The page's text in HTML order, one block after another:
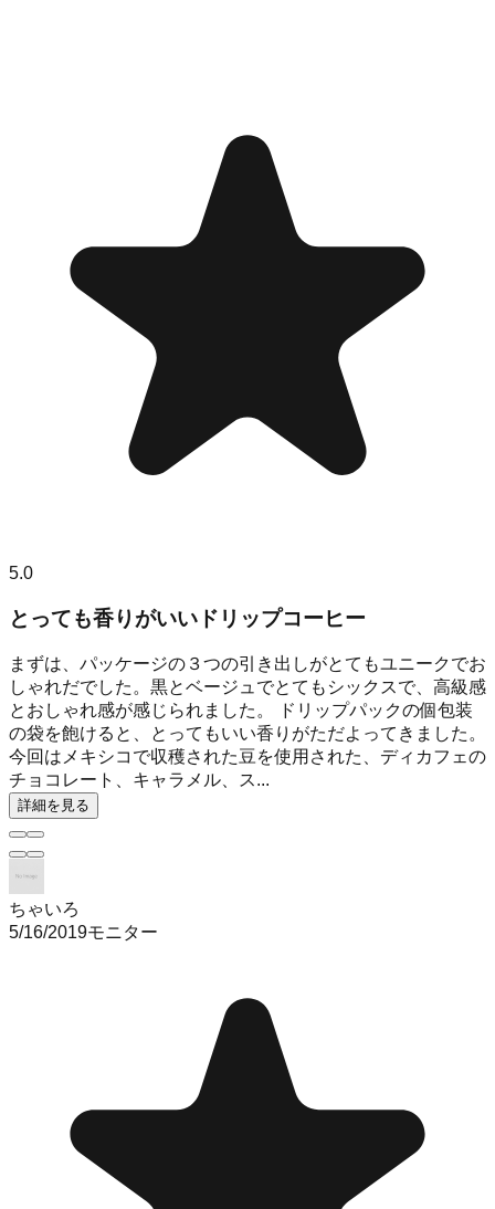
5.0
とっても香りがいいドリップコーヒー
まずは、パッケージの３つの引き出しがとてもユニークでお
しゃれだでした。黒とベージュでとてもシックスで、高級感
とおしゃれ感が感じられました。 ドリップパックの個包装
の袋を飽けると、とってもいい香りがただよってきました。
今回はメキシコで収穫された豆を使用された、ディカフェの
チョコレート、キャラメル、ス...
詳細を見る
ちゃいろ
5/16/2019モニター